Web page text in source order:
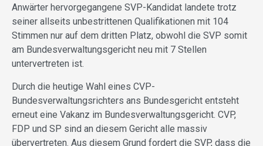
Anwärter hervorgegangene SVP-Kandidat landete trotz
seiner allseits unbestrittenen Qualifikationen mit 104
Stimmen nur auf dem dritten Platz, obwohl die SVP somit
am Bundesverwaltungsgericht neu mit 7 Stellen
untervertreten ist.
Durch die heutige Wahl eines CVP-
Bundesverwaltungsrichters ans Bundesgericht entsteht
erneut eine Vakanz im Bundesverwaltungsgericht. CVP,
FDP und SP sind an diesem Gericht alle massiv
übervertreten. Aus diesem Grund fordert die SVP, dass die